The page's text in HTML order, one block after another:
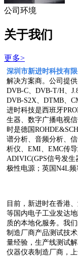
公司环境
关于我们
更多>
深圳市新进时科技有限
解决方案商。公司提
DVB-C、DVB-T/H、
DVB-S2X、DTMB、
进时科技是西班牙
生器、数字广播电视
时是德国
谱分析、音频分析、
析仪、EMI、EMC传
ADIVIC(GPS信号发
极性电源；英国N4L频
目前，新进时在香港
等国内电子工业发达
质的本地化服务。我
制造厂商产品测试技
量经验，生产线测试
仪器仪表制造厂商，